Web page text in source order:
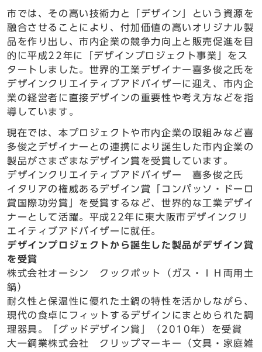
市では、その高い技術力と「デザイン」という資源を
融合させることにより、付加価値の高いオリジナル製
品を作り出し、市内企業の競争力向上と販売促進を目
的に平成22年に「デザインプロジェクト事業」をス
タートしました。世界的工業デザイナー喜多俊之氏を
デザインクリエイティブアドバイザーに迎え、市内企
業の経営者に直接デザインの重要性や考え方などを指
導しています。
現在では、本プロジェクトや市内企業の取組みなど喜
多俊之デザイナーとの連携により誕生した市内企業の
製品がさまざまなデザイン賞を受賞しています。
デザインクリエイティブアドバイザー 喜多俊之氏
イタリアの権威あるデザイン賞「コンパッソ・ドーロ
賞国際功労賞」を受賞するなど、世界的な工業デザイ
ナーとして活躍。平成22年に東大阪市デザインクリ
エイティブアドバイザーに就任。
デザインプロジェクトから誕生した製品がデザイン賞
を受賞
株式会社オーシン クックポット（ガス・ＩＨ両用土
鍋）
耐久性と保温性に優れた土鍋の特性を活かしながら、
現代の食卓にフィットするデザインにまとめられた調
理器具。「グッドデザイン賞」（2010年）を受賞
大一鋼業株式会社 クリップマーキー（文具・家庭雑